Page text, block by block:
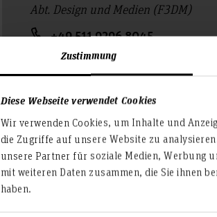
Zustimmung
Diese Webseite verwendet Cookies
Wir verwenden Cookies, um Inhalte und
die Zugriffe auf unsere Website zu
unsere Partner für soziale Medien, Werbung
mit weiteren Daten zusammen, die Sie ihnen
haben.
Abt. Design und Medien (F3DM)
+49 511 9296 8045
johanna.pfau(at)hs-hannover.de